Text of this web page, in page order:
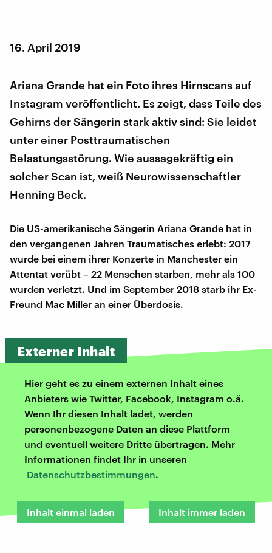
16. April 2019
Ariana Grande hat ein Foto ihres Hirnscans auf
Instagram veröffentlicht. Es zeigt, dass Teile des
Gehirns der Sängerin stark aktiv sind: Sie leidet
unter einer Posttraumatischen
Belastungsstörung. Wie aussagekräftig ein
solcher Scan ist, weiß Neurowissenschaftler
Henning Beck.
Die US-amerikanische Sängerin Ariana Grande hat in
den vergangenen Jahren Traumatisches erlebt: 2017
wurde bei einem ihrer Konzerte in Manchester ein
Attentat verübt – 22 Menschen starben, mehr als 100
wurden verletzt. Und im September 2018 starb ihr Ex-
Freund Mac Miller an einer Überdosis.
Externer Inhalt
Hier geht es zu einem externen Inhalt eines
Anbieters wie Twitter, Facebook, Instagram o.ä.
Wenn Ihr diesen Inhalt ladet, werden
personenbezogene Daten an diese Plattform
und eventuell weitere Dritte übertragen. Mehr
Informationen findet Ihr in unseren
Datenschutzbestimmungen.
Inhalt einmal laden Inhalt immer laden